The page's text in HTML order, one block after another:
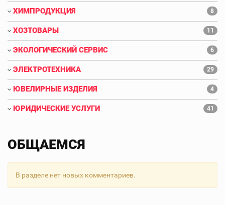
ХИМПРОДУКЦИЯ 8
ХОЗТОВАРЫ 11
ЭКОЛОГИЧЕСКИЙ СЕРВИС 6
ЭЛЕКТРОТЕХНИКА 29
ЮВЕЛИРНЫЕ ИЗДЕЛИЯ 4
ЮРИДИЧЕСКИЕ УСЛУГИ 41
ОБЩАЕМСЯ
В разделе нет новых комментариев.